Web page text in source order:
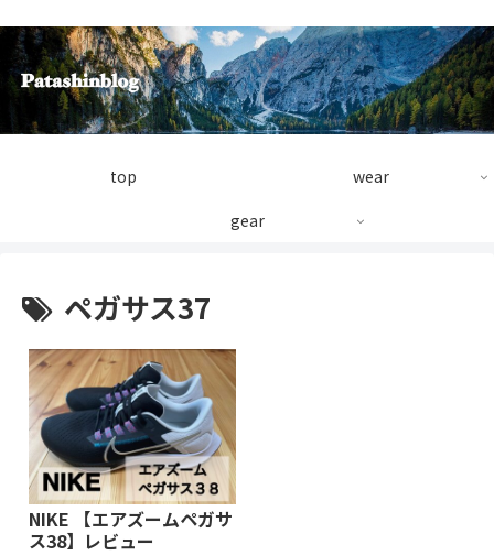
top
wear
gear
ペガサス37
NIKE 【エアズームペガサ
ス38】レビュー